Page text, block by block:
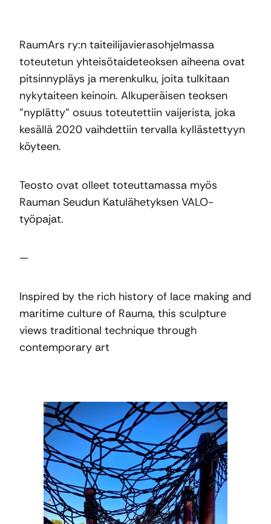
RaumArs ry:n taiteilijavierasohjelmassa
toteutetun yhteisötaideteoksen aiheena ovat
pitsinnypläys ja merenkulku, joita tulkitaan
nykytaiteen keinoin. Alkuperäisen teoksen
”nyplätty” osuus toteutettiin vaijerista, joka
kesällä 2020 vaihdettiin tervalla kyllästettyyn
köyteen.
Teosto ovat olleet toteuttamassa myös
Rauman Seudun Katulähetyksen VALO-
työpajat.
—
Inspired by the rich history of lace making and
maritime culture of Rauma, this sculpture
views traditional technique through
contemporary art